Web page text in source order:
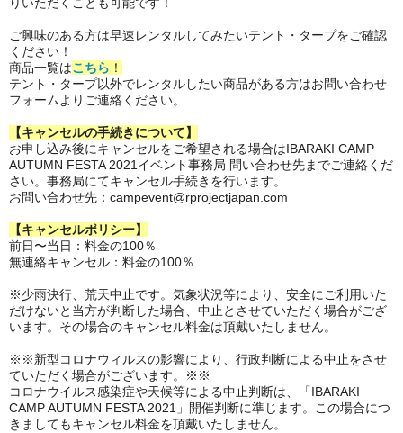
ご興味のある方は早速レンタルしてみたいテント・タープをご確認
ください！
商品一覧はこちら ！
テント・タープ以外でレンタルしたい商品がある方はお問い合わせ
フォームよりご連絡ください。
【キャンセルの手続きについて】
お申し込み後にキャンセルをご希望される場合はIBARAKI CAMP
AUTUMN FESTA 2021イベント事務局 問い合わせ先までご連絡くだ
さい。事務局にてキャンセル手続きを行います。
お問い合わせ先：campevent@rprojectjapan.com
【キャンセルポリシー】
前日〜当日：料金の100％
無連絡キャンセル：料金の100％
※少雨決行、荒天中止です。気象状況等により、安全にご利用いた
だけないと当方が判断した場合、中止とさせていただく場合がござ
います。その場合のキャンセル料金は頂戴いたしません。
※※新型コロナウィルスの影響により、行政判断による中止をさせ
ていただく場合がございます。※※
コロナウイルス感染症や天候等による中止判断は、「IBARAKI
CAMP AUTUMN FESTA 2021」開催判断に準じます。この場合につ
きましてもキャンセル料金を頂戴いたしません。